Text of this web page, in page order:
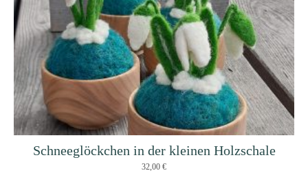
Schneeglöckchen in der kleinen Holzschale
32,00 €